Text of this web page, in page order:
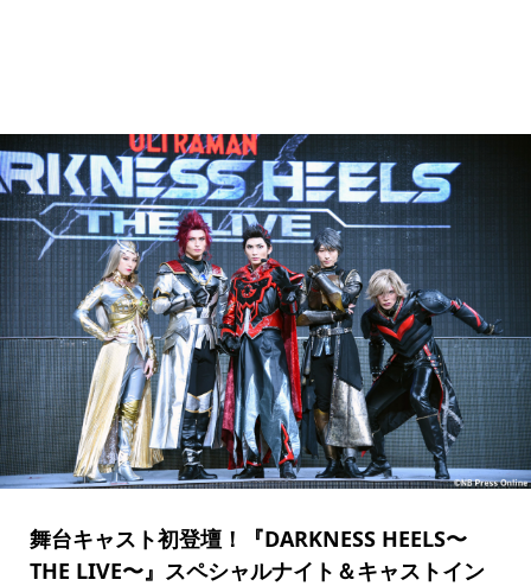
舞台キャスト初登壇！『DARKNESS HEELS〜
THE LIVE〜』スペシャルナイト＆キャストイン